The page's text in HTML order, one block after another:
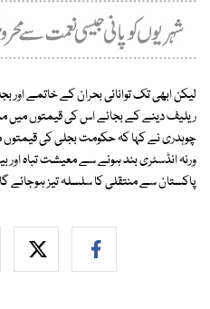
لیکن ابھی تک توانائی بحران کے خاتمے
ریلیف دینے کے بجائے اس کی قیمتوں میں
چوہدری نے کہا کہ حکومت بجلی کی قیمتوں
ورنہ انڈسٹری بند ہونے سے معیشت تباہ اور
پاکستان سے منتقلی کا سلسلہ تیز ہوجائے